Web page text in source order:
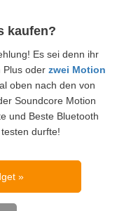
kaufen?
Es sei denn ihr
Plus oder zwei Motion
oben nach den von
Soundcore Motion
und Beste Bluetooth
durfte!